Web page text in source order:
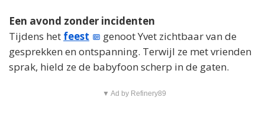
Een avond zonder incidenten
Tijdens het feest
genoot Yvet zichtbaar van de
gesprekken en ontspanning. Terwijl ze met vrienden
sprak, hield ze de babyfoon scherp in de gaten.
▼ Ad by Refinery89